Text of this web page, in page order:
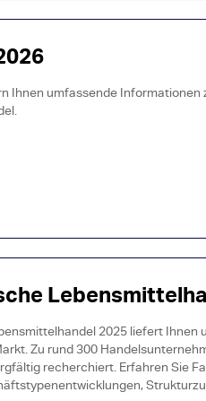
Ihnen umfassende
2025 liefert
Zu rund 300
recherchiert. Erfahren Sie